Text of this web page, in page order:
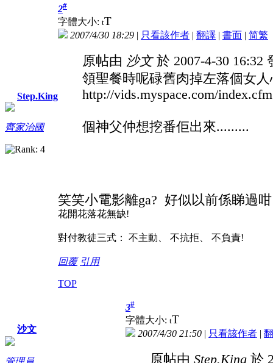
Step.King
齊家治國
2#
字體大小: tT
2007/4/30 18:29 | 只看該作者 | 翻譯 | 書面 | 简繁
原帖由 沙文於 2007-4-30 16:32
領聖餐時呢碌舊肉掉左落個女
http://vids.myspace.com/
個神父仲想挖番佢出來.........
笑笑小電影離ga? 好似以前係睇過
花開花落花無缺!
對付教徒三式： 不主動、 不抗拒、 不負責!
回覆 引用
TOP
沙文
3#
字體大小: tT
2007/4/30 21:50 | 只看該作者 |
原帖由 Step.King 於